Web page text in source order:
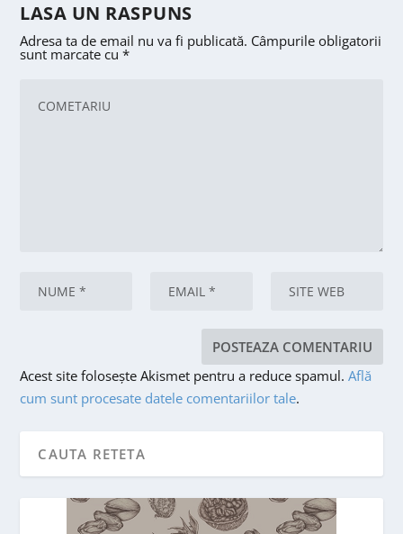
LASA UN RASPUNS
Adresa ta de email nu va fi publicată. Câmpurile obligatorii
sunt marcate cu*
Acest site folosește Akismet pentru a reduce spamul.Află
cum sunt procesate datele comentariilor tale.